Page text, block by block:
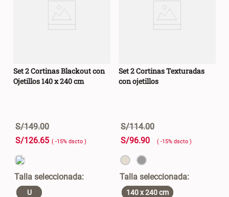
Set 2 Cortinas Blackout con
Ojetillos 140 x 240 cm
S/149.00
S/126.65 ( -15% dscto )
U
Set 2 Cortinas Texturadas
con ojetillos
S/114.00
S/96.90 ( -15% dscto )
140 x 240 cm